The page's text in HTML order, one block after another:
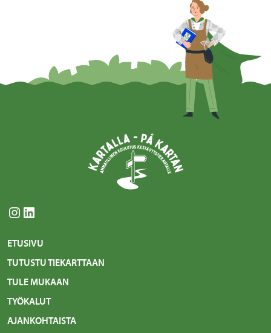
Instagram LinkedIn
ETUSIVU
TUTUSTU TIEKARTTAAN
TULE MUKAAN
TYÖKALUT
AJANKOHTAISTA